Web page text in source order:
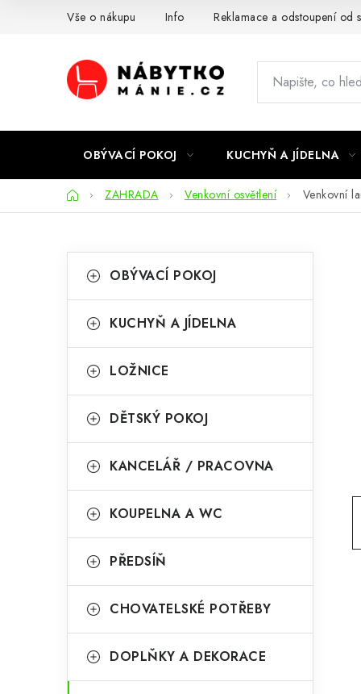
Vše o nákupu Info Reklamace a odstoupení od
OBÝVACÍ POKOJ KUCHYŇ A JÍDELNA
DomůZAHRADA Venkovní osvětlení Venkovní
o
t
r
n
n
p
e
kategorie
a
e
o
i
OBÝVACÍ POKOJ
KUCHYŇ A JÍDELNA
LOŽNICE
DĚTSKÝ POKOJ
KANCELÁŘ / PRACOVNA
KOUPELNA A WC
PŘEDSÍŇ
CHOVATELSKÉ POTŘEBY
DOPLŇKY A DEKORACE